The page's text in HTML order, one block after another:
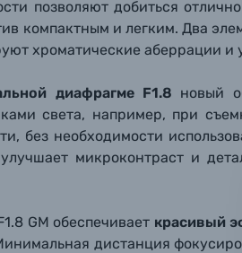
Мы
Имя
Мы
Имя
моментальной печати
фотоаппаратов
фотоаппаратов
для фото и видеокамер
Заказ
Вами с
позволяют добиться
компактным и легким. Два
хроматические аберрации
диафрагме F1.8 новый
света, например, при
без необходимости
микроконтраст и
GM обеспечивает красивый
дистанция
Мы
Имя